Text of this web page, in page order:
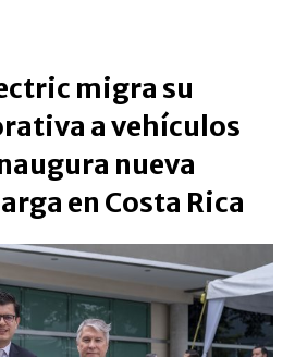
migra su
a vehículos
nueva
en Costa Rica